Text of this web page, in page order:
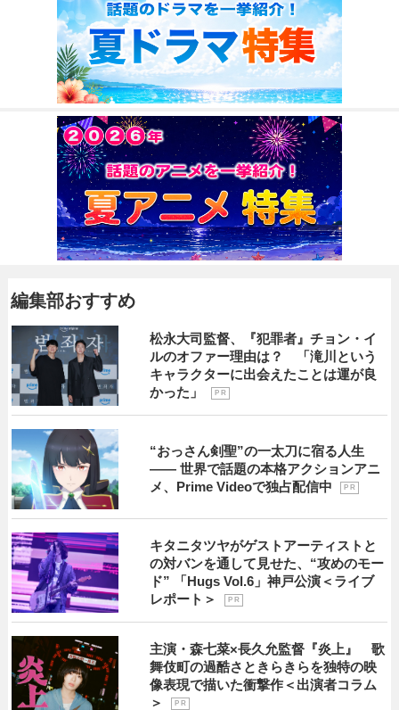
編集部おすすめ
松永大司監督、『犯罪者』チョン・イ
ルのオファー理由は？ 「滝川という
キャラクターに出会えたことは運が良
かった」
P R
“おっさん剣聖”の一太刀に宿る人生
―― 世界で話題の本格アクションアニ
メ、Prime Videoで独占配信中
P R
キタニタツヤがゲストアーティストと
の対バンを通して見せた、“攻めのモー
ド” 「Hugs Vol.6」神戸公演＜ライブ
レポート＞
P R
主演・森七菜×長久允監督『炎上』 歌
舞伎町の過酷さときらきらを独特の映
像表現で描いた衝撃作＜出演者コラム
＞
P R